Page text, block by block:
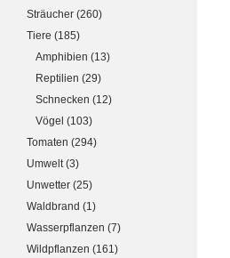
Sträucher (260)
Tiere (185)
Amphibien (13)
Reptilien (29)
Schnecken (12)
Vögel (103)
Tomaten (294)
Umwelt(3)
Unwetter (25)
Waldbrand (1)
Wasserpflanzen (7)
Wildpflanzen (161)